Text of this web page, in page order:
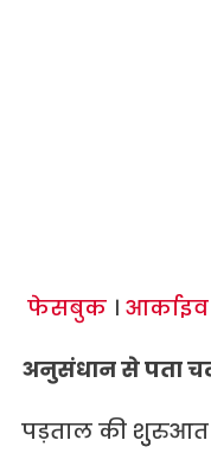
फेसबुक। आर्काइव
अनुसंधान से पता
पड़ताल की शुुरुआत